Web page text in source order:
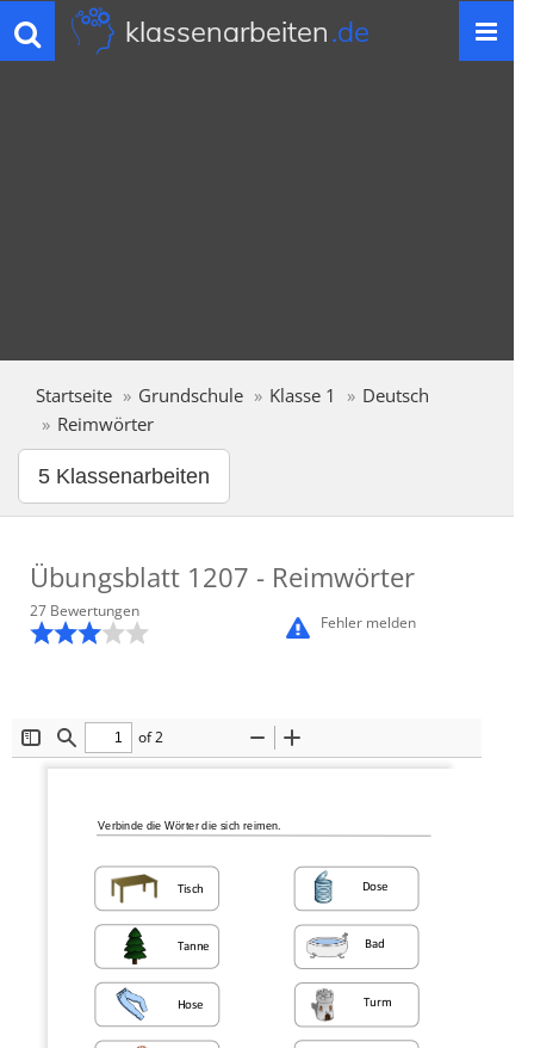
Toggle
navigation
klassenarbeiten.de
Startseite Grundschule Klasse 1
Deutsch
Reimwörter
5 Klassenarbeiten
Übungsblatt 1207 - Reimwörter
Fehler melden
27 Bewertungen
Toggle
Sidebar
Find
of 2
Zoom
Out
In
Verbinde die Wörter die sich reimen.
Tisch
Tanne
Hose
Dose
Bad
Turm